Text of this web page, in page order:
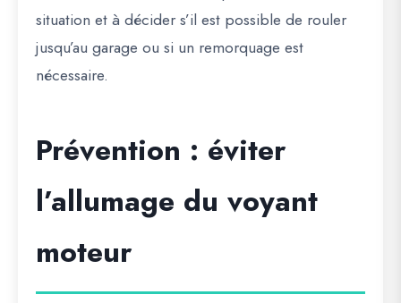
situation et à décider s’il est possible de rouler
jusqu’au garage ou si un remorquage est
nécessaire.
Prévention : éviter
l’allumage du voyant
moteur